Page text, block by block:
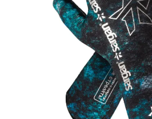
Бассейн
Подарочные